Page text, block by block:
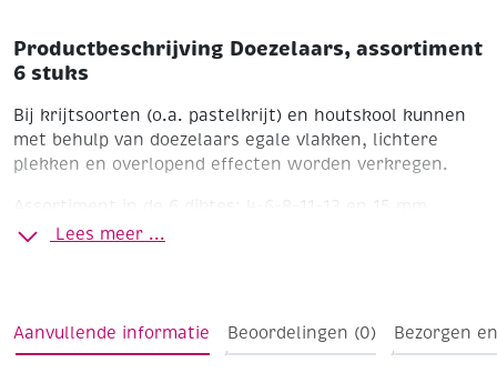
Productbeschrijving Doezelaars, assortiment
6 stuks
Bij krijtsoorten (o.a. pastelkrijt) en houtskool kunnen
met behulp van doezelaars egale vlakken, lichtere
plekken en overlopend effecten worden verkregen.
Assortiment in de 6 diktes: 4-6-8-11-13 en 15 mm
Lees meer ...
Aanvullende informatie Beoordelingen (0) Bezorgen